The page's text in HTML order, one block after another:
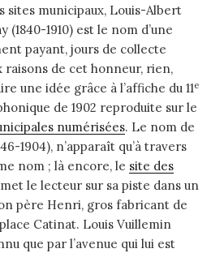
sites municipaux, Louis-Albert
(1840-1910) est le nom d’une
payant, jours de collecte
raisons de cet honneur, rien,
une idée grâce à l’affiche du 11e
de 1902 reproduite sur le
numérisées. Le nom de
1904), n’apparaît qu’à travers
nom ; là encore, le site des
met le lecteur sur sa piste dans un
père Henri, gros fabricant de
Catinat. Louis Vuillemin
que par l’avenue qui lui est